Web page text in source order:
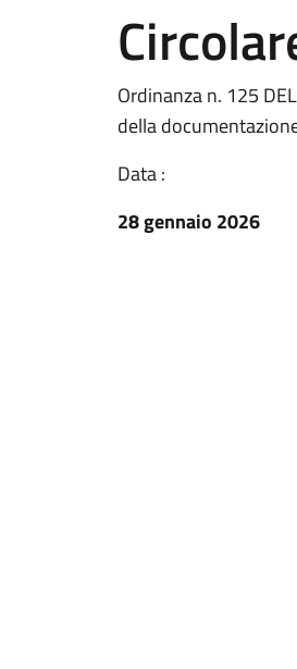
Ordinanza n. 125
della
Data :
28 gennaio 2026